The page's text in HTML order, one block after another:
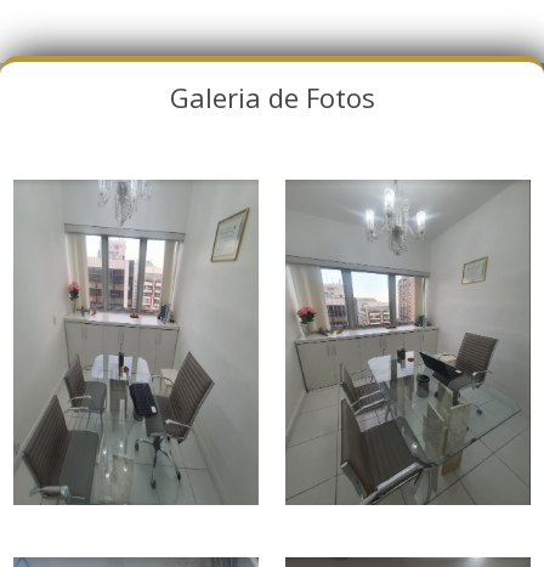
Galeria de Fotos